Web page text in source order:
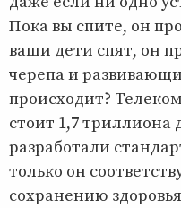
Пока вы спите, он
ваши дети спят, он
черепа и
происходит?
стоит 1,7 триллиона
разработали
только он
сохранению